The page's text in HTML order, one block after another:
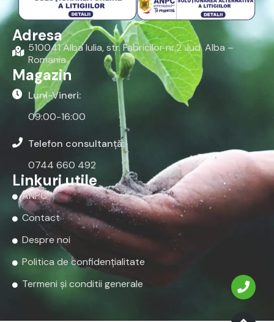
Adresa
510041 Alba Iulia, str. Fabricilor nr.2 Jud. Alba –
Romania
Magazin
Luni-Vineri:
09:00-16:00
Telefon consultanță:
0744 660 492
Linkuri utile
ANPC
Contact
Despre noi
Politica de confidențialitate
Termeni și conditii generale